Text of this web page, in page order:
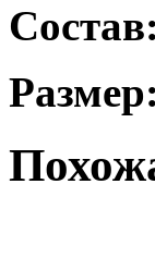
Состав:
Размер: